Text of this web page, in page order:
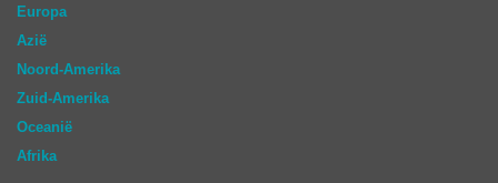
Europa
Azië
Noord-Amerika
Zuid-Amerika
Oceanië
Afrika